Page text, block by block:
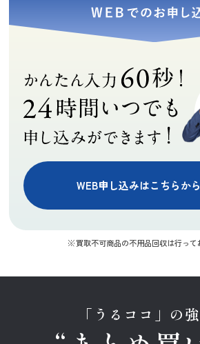
WEB申し込みはこちらから
買取不可商品の不用品回収は行って
「うるココ」の